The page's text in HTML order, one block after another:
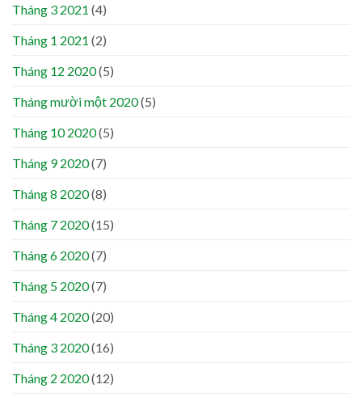
Tháng 3 2021 (4)
Tháng 1 2021 (2)
Tháng 12 2020(5)
Tháng mười một 2020(5)
Tháng 10 2020(5)
Tháng 9 2020(7)
Tháng 8 2020(8)
Tháng 7 2020(15)
Tháng 6 2020(7)
Tháng 5 2020(7)
Tháng 4 2020(20)
Tháng 3 2020(16)
Tháng 2 2020(12)